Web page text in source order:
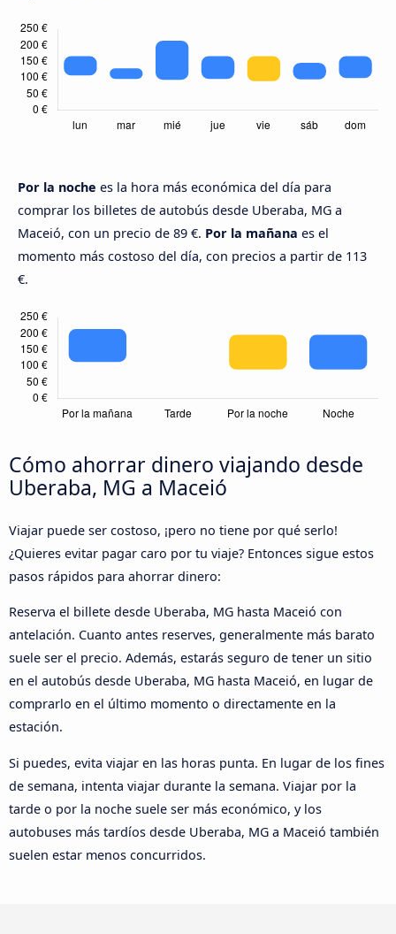
Por la noche es la hora más económica del día para
comprar los billetes de autobús desde Uberaba, MG a
Maceió, con un precio de 89 €. Por la mañana es el
momento más costoso del día, con precios a partir de 113
€.
Cómo ahorrar dinero viajando desde
Uberaba, MG a Maceió
Viajar puede ser costoso, ¡pero no tiene por qué serlo!
¿Quieres evitar pagar caro por tu viaje? Entonces sigue estos
pasos rápidos para ahorrar dinero:
Reserva el billete desde Uberaba, MG hasta Maceió con
antelación. Cuanto antes reserves, generalmente más barato
suele ser el precio. Además, estarás seguro de tener un sitio
en el autobús desde Uberaba, MG hasta Maceió, en lugar de
comprarlo en el último momento o directamente en la
estación.
Si puedes, evita viajar en las horas punta. En lugar de los fines
de semana, intenta viajar durante la semana. Viajar por la
tarde o por la noche suele ser más económico, y los
autobuses más tardíos desde Uberaba, MG a Maceió también
suelen estar menos concurridos.